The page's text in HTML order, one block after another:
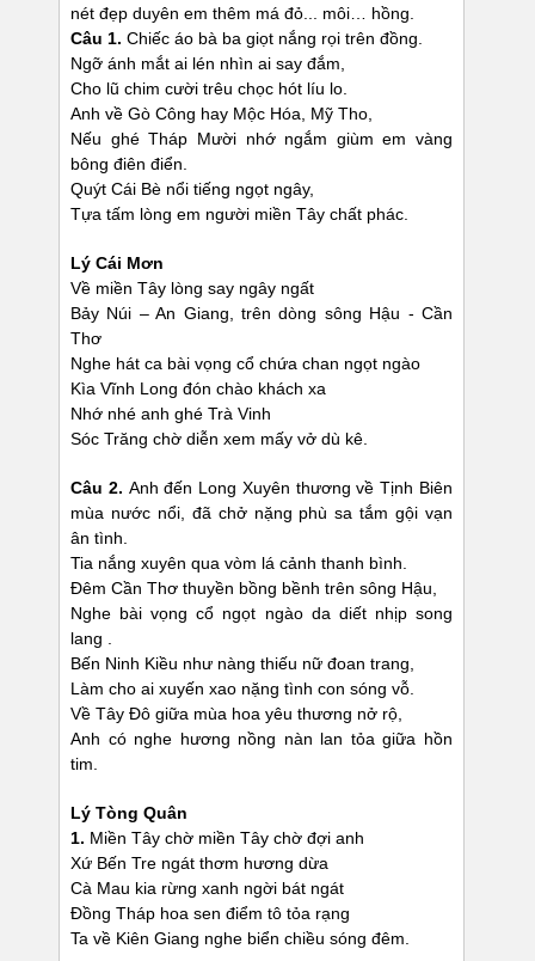
nét đẹp duyên em thêm má đỏ... môi… hồng.
Câu 1. Chiếc áo bà ba giọt nắng rọi trên đồng.
Ngỡ ánh mắt ai lén nhìn ai say đắm,
Cho lũ chim cười trêu chọc hót líu lo.
Anh về Gò Công hay Mộc Hóa, Mỹ Tho,
Nếu ghé Tháp Mười nhớ ngắm giùm em vàng
bông điên điển.
Quýt Cái Bè nổi tiếng ngọt ngây,
Tựa tấm lòng em người miền Tây chất phác.
Lý Cái Mơn
Về miền Tây lòng say ngây ngất
Bảy Núi – An Giang, trên dòng sông Hậu - Cần
Thơ
Nghe hát ca bài vọng cổ chứa chan ngọt ngào
Kìa Vĩnh Long đón chào khách xa
Nhớ nhé anh ghé Trà Vinh
Sóc Trăng chờ diễn xem mấy vở dù kê.
Câu 2. Anh đến Long Xuyên thương về Tịnh Biên
mùa nước nổi, đã chở nặng phù sa tắm gội vạn
ân tình.
Tia nắng xuyên qua vòm lá cảnh thanh bình.
Đêm Cần Thơ thuyền bồng bềnh trên sông Hậu,
Nghe bài vọng cổ ngọt ngào da diết nhịp song
lang .
Bến Ninh Kiều như nàng thiếu nữ đoan trang,
Làm cho ai xuyến xao nặng tình con sóng vỗ.
Về Tây Đô giữa mùa hoa yêu thương nở rộ,
Anh có nghe hương nồng nàn lan tỏa giữa hồn
tim.
Lý Tòng Quân
1. Miền Tây chờ miền Tây chờ đợi anh
Xứ Bến Tre ngát thơm hương dừa
Cà Mau kia rừng xanh ngời bát ngát
Đồng Tháp hoa sen điểm tô tỏa rạng
Ta về Kiên Giang nghe biển chiều sóng đêm.